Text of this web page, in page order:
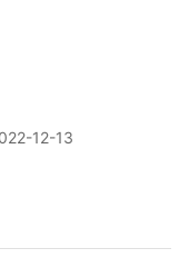
12-13